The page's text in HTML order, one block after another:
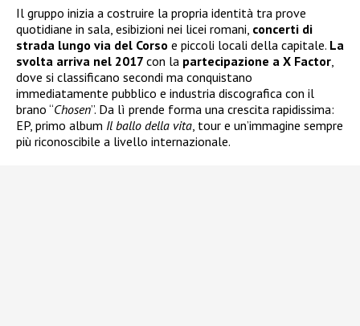
Il gruppo inizia a costruire la propria identità tra prove
quotidiane in sala, esibizioni nei licei romani, concerti di
strada lungo via del Corso e piccoli locali della capitale. La
svolta arriva nel 2017 con la partecipazione a X Factor
dove si classificano secondi ma conquistano
immediatamente pubblico e industria discografica con il
brano “Chosen”. Da lì prende forma una crescita rapidissima:
EP, primo album Il ballo della vita , tour e un’immagine sempre
più riconoscibile a livello internazionale.